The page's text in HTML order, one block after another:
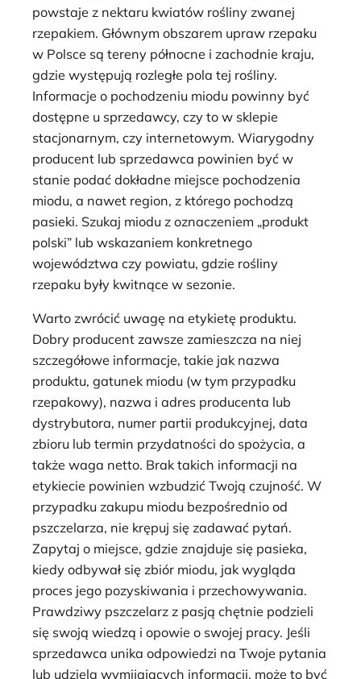
powstaje z nektaru kwiatów rośliny zwanej
rzepakiem. Głównym obszarem upraw rzepaku
w Polsce są tereny północne i zachodnie kraju,
gdzie występują rozległe pola tej rośliny.
Informacje o pochodzeniu miodu powinny być
dostępne u sprzedawcy, czy to w sklepie
stacjonarnym, czy internetowym. Wiarygodny
producent lub sprzedawca powinien być w
stanie podać dokładne miejsce pochodzenia
miodu, a nawet region, z którego pochodzą
pasieki. Szukaj miodu z oznaczeniem „produkt
polski” lub wskazaniem konkretnego
województwa czy powiatu, gdzie rośliny
rzepaku były kwitnące w sezonie.
Warto zwrócić uwagę na etykietę produktu.
Dobry producent zawsze zamieszcza na niej
szczegółowe informacje, takie jak nazwa
produktu, gatunek miodu (w tym przypadku
rzepakowy), nazwa i adres producenta lub
dystrybutora, numer partii produkcyjnej, data
zbioru lub termin przydatności do spożycia, a
także waga netto. Brak takich informacji na
etykiecie powinien wzbudzić Twoją czujność. W
przypadku zakupu miodu bezpośrednio od
pszczelarza, nie krępuj się zadawać pytań.
Zapytaj o miejsce, gdzie znajduje się pasieka,
kiedy odbywał się zbiór miodu, jak wygląda
proces jego pozyskiwania i przechowywania.
Prawdziwy pszczelarz z pasją chętnie podzieli
się swoją wiedzą i opowie o swojej pracy. Jeśli
sprzedawca unika odpowiedzi na Twoje pytania
lub udziela wymijających informacji, może to być